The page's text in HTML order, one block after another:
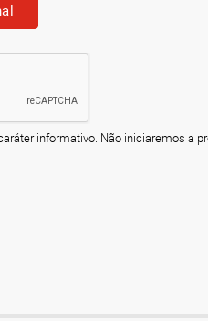
informativo. Não iniciaremos a